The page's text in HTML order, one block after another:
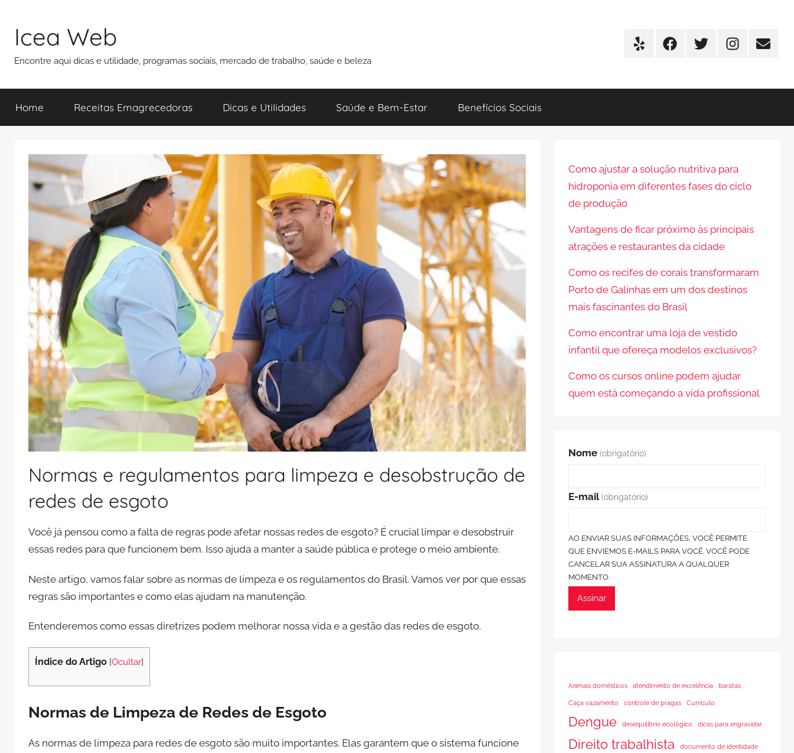
conteúdo
Icea Web
Encontre aqui dicas e utilidade, programas sociais, mercado de trabalho, saúde e beleza
Yelp FacebookTwitterInstagram
E-
Home Receitas Emagrecedoras Dicas e Utilidades Saúde e Bem-Estar Benefícios Sociais
Normas e regulamentos para limpeza e desobstrução de
redes de esgoto
Você já pensou como a falta de regras pode afetar nossas redes de esgoto? É crucial limpar e desobstruir
essas redes para que funcionem bem. Isso ajuda a manter a saúde pública e protege o meio ambiente.
Neste artigo, vamos falar sobre as normas de limpeza e os regulamentos do Brasil. Vamos ver por que essas
regras são importantes e como elas ajudam na manutenção.
Entenderemos como essas diretrizes podem melhorar nossa vida e a gestão das redes de esgoto.
Índice do Artigo [Ocultar]
Normas de Limpeza de Redes de Esgoto
As normas de limpeza para redes de esgoto são muito importantes. Elas garantem que o sistema funcione
Como ajustar a solução nutritiva para
hidroponia em diferentes fases do ciclo
de produção
Vantagens de ficar próximo às principais
atrações e restaurantes da cidade
Como os recifes de corais transformaram
Porto de Galinhas em um dos destinos
mais fascinantes do Brasil
Como encontrar uma loja de vestido
infantil que ofereça modelos exclusivos?
Como os cursos online podem ajudar
quem está começando a vida profissional
Nome (obrigatório)
E-mail (obrigatório)
AO ENVIAR SUAS INFORMAÇÕES, VOCÊ PERMITE
QUE ENVIEMOS E-MAILS PARA VOCÊ. VOCÊ PODE
CANCELAR SUA ASSINATURA A QUALQUER
MOMENTO.
Assinar
Animais domésticos atendimento de excelência baratas
Caça vazamento controle de pragas Currículo
Dengue desequilíbrio ecológico dicas para engravidar
Direito trabalhista documento de identidade